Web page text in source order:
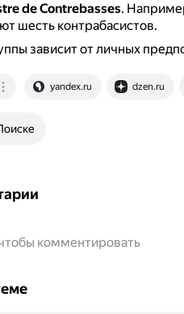
de Contrebasses.
шесть контрабасистов.
зависит от личных
yandex.ru dzen.ru
комментировать